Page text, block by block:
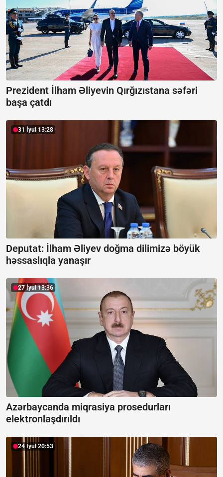
Prezident İlham Əliyevin Qırğızıstana səfəri
başa çatdı
31 İyul 13:28
Deputat: İlham Əliyev doğma dilimizə böyük
həssaslıqla yanaşır
27 İyul 13:36
Azərbaycanda miqrasiya prosedurları
elektronlaşdırıldı
24 İyul 20:53